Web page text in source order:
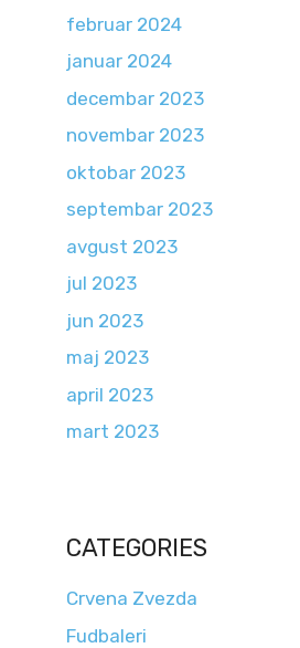
februar 2024
januar 2024
decembar 2023
novembar 2023
oktobar 2023
septembar 2023
avgust 2023
jul 2023
jun 2023
maj 2023
april 2023
mart 2023
CATEGORIES
Crvena Zvezda
Fudbaleri